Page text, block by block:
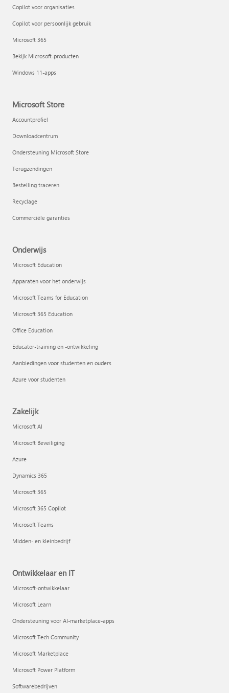
Copilot voor organisaties
Copilot voor persoonlijk gebruik
Microsoft 365
Bekijk Microsoft-producten
Windows 11-apps
Microsoft Store
Accountprofiel
Downloadcentrum
Ondersteuning Microsoft Store
Terugzendingen
Bestelling traceren
Recyclage
Commerciële garanties
Onderwijs
Microsoft Education
Apparaten voor het onderwijs
Microsoft Teams for Education
Microsoft 365 Education
Office Education
Educator-training en -ontwikkeling
Aanbiedingen voor studenten en ouders
Azure voor studenten
Zakelijk
Microsoft AI
Microsoft Beveiliging
Azure
Dynamics 365
Microsoft 365
Microsoft 365 Copilot
Microsoft Teams
Midden- en kleinbedrijf
Ontwikkelaar en IT
Microsoft-ontwikkelaar
Microsoft Learn
Ondersteuning voor AI-marketplace-apps
Microsoft Tech Community
Microsoft Marketplace
Microsoft Power Platform
Softwarebedrijven